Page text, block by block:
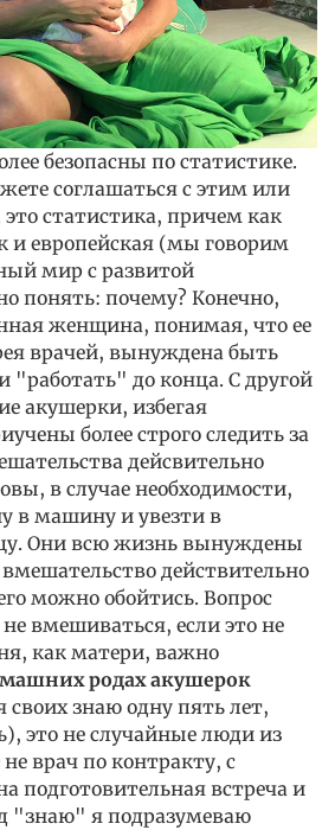
безопасны по статистике.
соглашаться с этим или
статистика, причем как
и европейская (мы говорим
мир с развитой
понять: почему? Конечно,
женщина, понимая, что ее
врачей, вынуждена быть
"работать" до конца. С другой
акушерки, избегая
более строго следить за
дейсвительно
в случае необходимости,
в машину и увезти в
Они всю жизнь вынуждены
вмешательство действительно
можно обойтись. Вопрос
вмешиваться, если это не
как матери, важно
родах акушерок
своих знаю одну пять лет,
это не случайные люди из
врач по контракту, с
подготовительная встреча и
"знаю" я подразумеваю